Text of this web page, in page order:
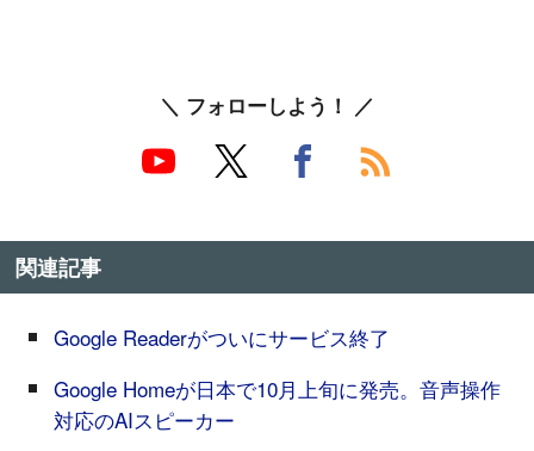
＼ フォローしよう！ ／
関連記事
Google Readerがついにサービス終了
Google Homeが日本で10月上旬に発売。音声操作
対応のAIスピーカー